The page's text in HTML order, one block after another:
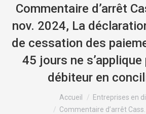
Commentaire d’arrêt
nov. 2024, La
de cessation des
45 jours ne s’applique
débiteur en
Accueil
Entreprises en
Commentaire d’arrêt Cass.